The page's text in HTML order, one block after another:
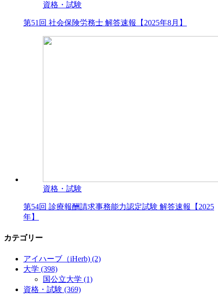
資格・試験
第51回 社会保険労務士 解答速報【2025年8月】
資格・試験
第54回 診療報酬請求事務能力認定試験 解答速報【2025
年】
カテゴリー
アイハーブ（iHerb) (2)
大学 (398)
国公立大学 (1)
資格・試験 (369)